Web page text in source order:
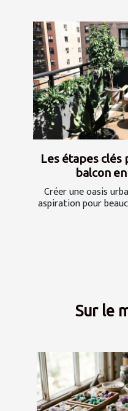
Les étapes
balcon
Créer une oasis
aspiration pour
Sur le